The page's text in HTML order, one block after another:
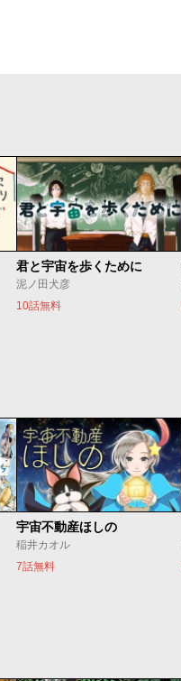
君と宇宙を歩くために
泥ノ田犬彦
10話無料
宇宙不動産ほしの
稲井カオル
7話無料